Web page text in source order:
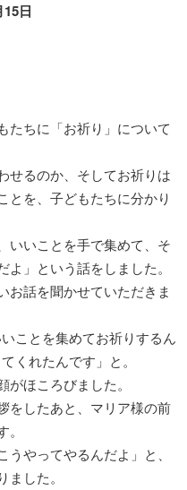
日
たちに「お祈り」について
せるのか、そしてお祈りは
とを、子どもたちに分かり
いいことを手で集めて、そ
」という話をしました。
お話を聞かせていただきま
ことを集めてお祈りするん
くれたんです」と。
ほころびました。
をしたあと、マリア様の前
やってやるんだよ」と、
した。